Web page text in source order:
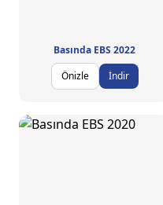
Basında EBS 2022
Önizle
İndir